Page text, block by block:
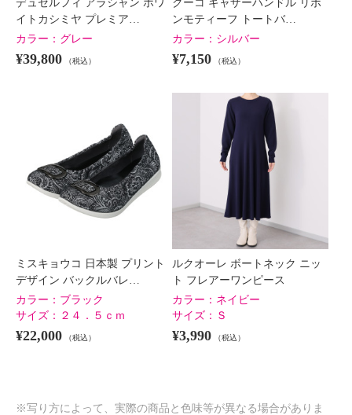
デュセルフィ アラシャン ホワ
イトカシミヤ プレミア…
カラー： グレー
¥39,800 （税込）
クーコ ギャザーハンドル リボ
ンモティーフ トートバ…
カラー： シルバー
¥7,150 （税込）
ミスキョウコ 日本製 プリント
デザイン バックルバレ…
カラー： ブラック
サイズ： ２４．５ｃｍ
¥22,000 （税込）
ルクオーレ ボートネック ニッ
ト フレアーワンピース
カラー： ネイビー
サイズ： Ｓ
¥3,990 （税込）
※写り方によって、実際の商品と色味等が異なる場合がありま